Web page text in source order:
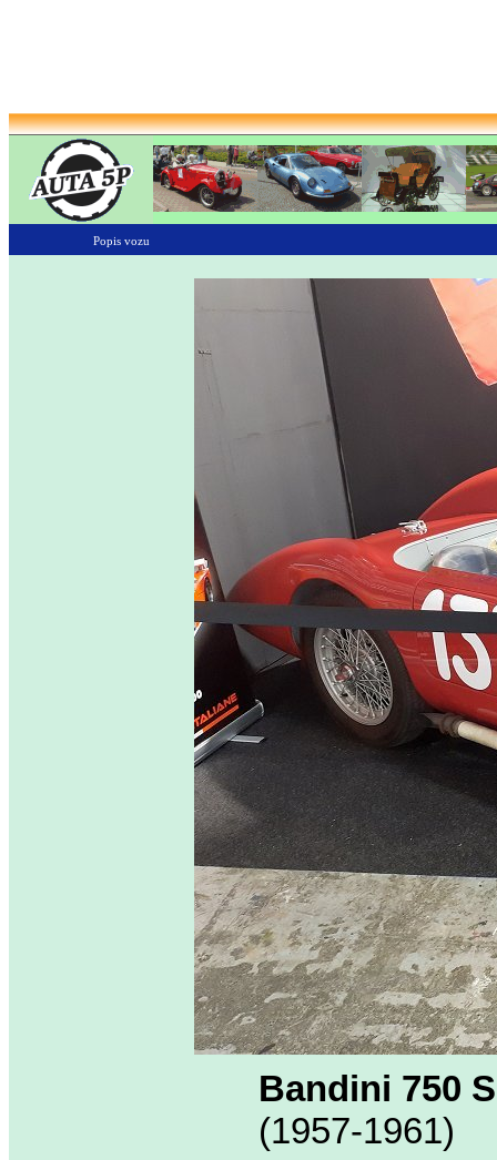
Popis vozu
Bandini 750
(1957-1961)